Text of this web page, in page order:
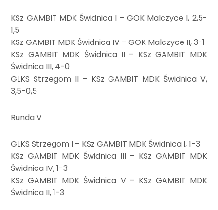
KSz GAMBIT MDK Świdnica I – GOK Malczyce I, 2,5-
1,5
KSz GAMBIT MDK Świdnica IV – GOK Malczyce II, 3-1
KSz GAMBIT MDK Świdnica II – KSz GAMBIT MDK
Świdnica III, 4-0
GLKS Strzegom II – KSz GAMBIT MDK Świdnica V,
3,5-0,5
Runda V
GLKS Strzegom I – KSz GAMBIT MDK Świdnica I, 1-3
KSz GAMBIT MDK Świdnica III – KSz GAMBIT MDK
Świdnica IV, 1-3
KSz GAMBIT MDK Świdnica V – KSz GAMBIT MDK
Świdnica II, 1-3